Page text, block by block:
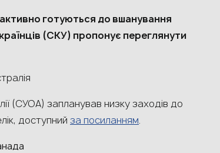
готуються до вшанування
(СКУ) пропонує переглянути
(СУОА) запланував низку заходів до
доступний за посиланням.